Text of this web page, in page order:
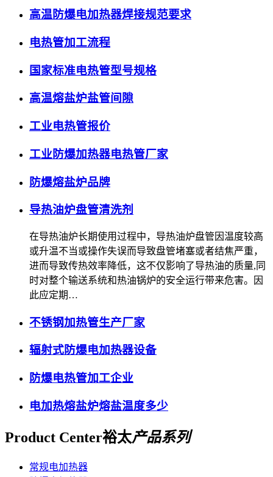
高温防爆电加热器焊接规范要求
电热管加工流程
国家标准电热管型号规格
高温熔盐炉盐管间隙
工业电热管报价
工业防爆加热器电热管厂家
防爆熔盐炉品牌
导热油炉盘管清洗剂
在导热油炉长期使用过程中，导热油炉盘管因温度较高
或升温不当或操作失误而导致盘管堵塞或者结焦严重，
进而导致传热效率降低，这不仅影响了导热油的质量,同
时对整个输送系统和热油锅炉的安全运行带来危害。因
此应定期…
不锈钢加热管生产厂家
辐射式防爆电加热器设备
防爆电热管加工企业
电加热熔盐炉熔盐温度多少
Product Center裕太产品系列
常规电加热器